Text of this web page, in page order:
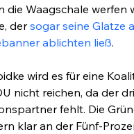
die Waagschale werfen
der sogar seine Glatze
ablichten ließ.
wird es für eine
nicht reichen, da der
fehlt. Die
klar an der Fünf-